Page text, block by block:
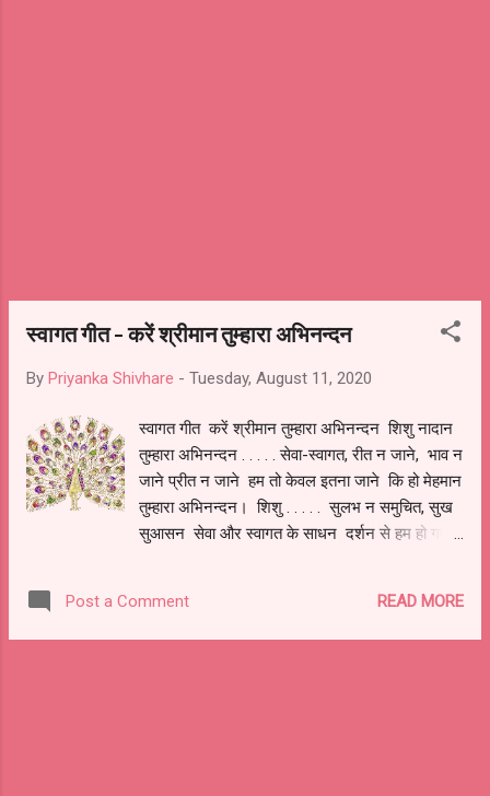
स्वागत गीत - करें श्रीमान तुम्हारा अभिनन्दन
By Priyanka Shivhare - Tuesday, August 11, 2020
स्वागत गीत करें श्रीमान तुम्हारा अभिनन्दन शिशु नादान
तुम्हारा अभिनन्दन . . . . . सेवा-स्वागत, रीत न जाने, भाव न
जाने प्रीत न जाने हम तो केवल इतना जाने कि हो मेहमान
तुम्हारा अभिनन्दन। शिशु . . . . . सुलभ न समुचित, सुख
सुआसन सेवा और स्वागत के साधन दर्शन से हम हो गए
है फूलों की माला हे मेरे मेहमान तुम्हारा अभिनन्दन। शिशु
. . . . .
Post a Comment READ MORE